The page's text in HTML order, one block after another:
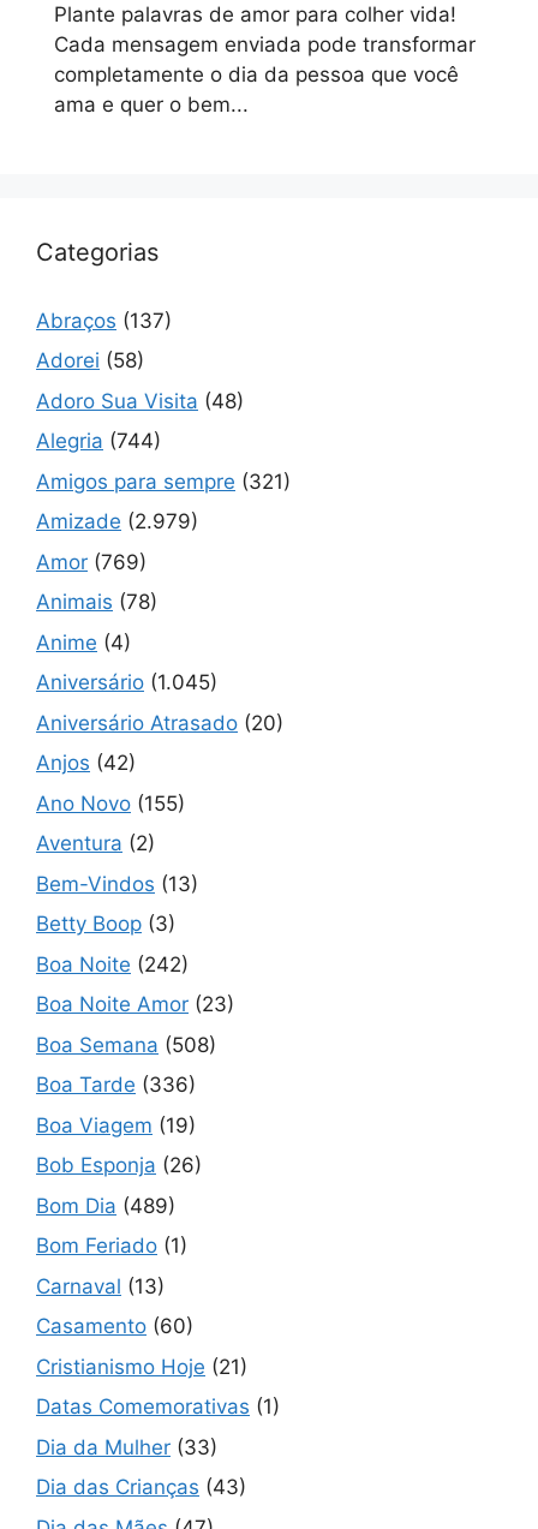
Plante palavras de amor para colher vida!
Cada mensagem enviada pode transformar
completamente o dia da pessoa que você
ama e quer o bem...
Categorias
Abraços (137)
Adorei (58)
Adoro Sua Visita (48)
Alegria (744)
Amigos para sempre (321)
Amizade (2.979)
Amor (769)
Animais (78)
Anime (4)
Aniversário (1.045)
Aniversário Atrasado (20)
Anjos (42)
Ano Novo (155)
Aventura (2)
Bem-Vindos (13)
Betty Boop (3)
Boa Noite (242)
Boa Noite Amor (23)
Boa Semana (508)
Boa Tarde (336)
Boa Viagem (19)
Bob Esponja (26)
Bom Dia (489)
Bom Feriado (1)
Carnaval (13)
Casamento (60)
Cristianismo Hoje (21)
Datas Comemorativas (1)
Dia da Mulher (33)
Dia das Crianças (43)